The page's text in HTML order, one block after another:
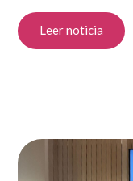
Leer noticia